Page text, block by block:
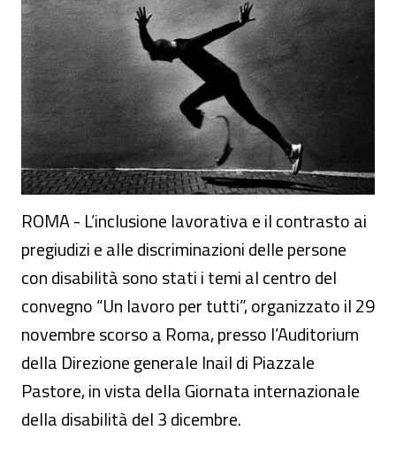
ROMA - L’inclusione lavorativa e il contrasto ai
pregiudizi e alle discriminazioni delle persone
con disabilità sono stati i temi al centro del
convegno “Un lavoro per tutti”, organizzato il 29
novembre scorso a Roma, presso l’Auditorium
della Direzione generale Inail di Piazzale
Pastore, in vista della Giornata internazionale
della disabilità del 3 dicembre.